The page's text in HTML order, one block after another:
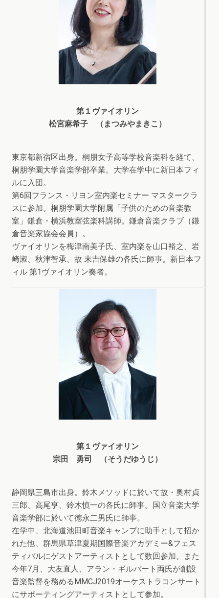
第１ヴァイオリン
松宮麻希子 （まつみやまきこ）
東京都新宿区出身。桐朋女子高等学校音楽科を経て、
桐朋学園大学音楽学部卒業。大学在学中に新日本フィ
ルに入団。
第6回フランス・リヨン室内楽セミナー マスタークラ
スに参加。桐朋学園大学附属「子供のための音楽教
室」鎌倉・横浜教室弦楽科講師。鎌倉音楽クラブ（鎌
倉音楽家協会会員）。
ヴァイオリンを梅津南美子氏、室内楽を山口裕之、岩
崎淑、秋津智承、故 末吉保雄の各氏に師事。新日本フ
ィル 第1ヴァイオリン奏者。
第１ヴァイオリン
宗田 勇司 （そうだゆうじ）
静岡県三島市出身。鈴木メソッドに於いて故・奥村貞
三郎、高尾亨、鈴木慎一の各氏に師事。国立音楽大学
音楽学部に於いて徳永二男氏に師事。
在学中、北海道池田町音楽キャンプに助手として招か
れた他、群馬県草津夏期国際音楽アカデミー&フェス
ティバルにゲストアーティストとして数回参加。また
今年7月、大友直人、アラン・ギルバート両氏が創設
音楽監督を務めるMMCJ2019オーケストラコンサート
にサポーティングアーティストとして参加。